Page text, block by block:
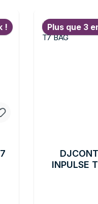
! Plus que 3
INPULSE